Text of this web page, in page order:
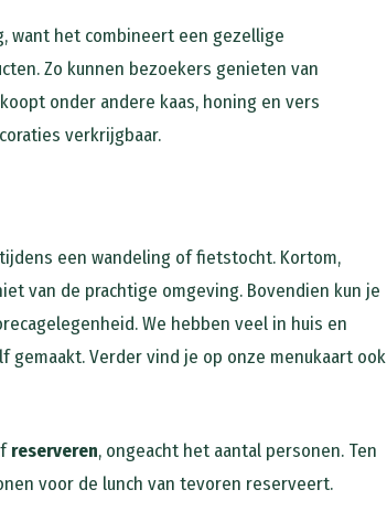
want het combineert een gezellige
Zo kunnen bezoekers genieten van
onder andere kaas, honing en vers
verkrijgbaar.
een wandeling of fietstocht. Kortom,
van de prachtige omgeving. Bovendien kun je
We hebben veel in huis en
Verder vind je op onze menukaart ook
reserveren, ongeacht het aantal personen. Ten
voor de lunch van tevoren reserveert.